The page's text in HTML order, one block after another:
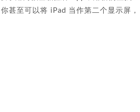
甚至可以将 iPad 当作第二个显示屏，